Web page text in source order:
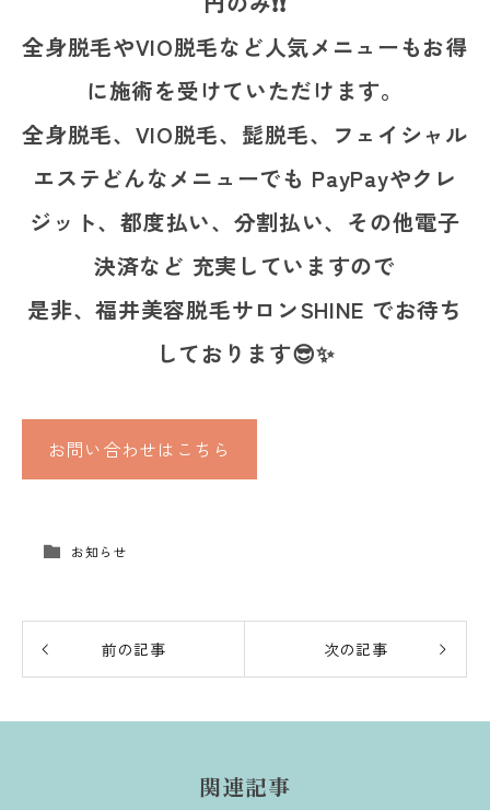
全身脱毛やVIO脱毛など人気メニューもお得
に施術を受けていただけます。
全身脱毛、VIO脱毛、髭脱毛、フェイシャル
エステどんなメニューでも PayPayやクレ
ジット、都度払い、分割払い、その他電子
決済など 充実していますので
是非、福井美容脱毛サロンSHINE でお待ち
しております😎✨
お問い合わせはこちら
お知らせ
前の記事 次の記事
関連記事